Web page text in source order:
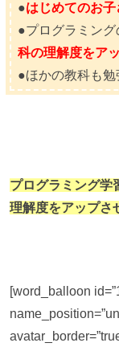
●はじめてのお
●プログラミン
科の理解度をア
●ほかの教科も勉
プログラミング学
理解度をアップさ
[word_balloon